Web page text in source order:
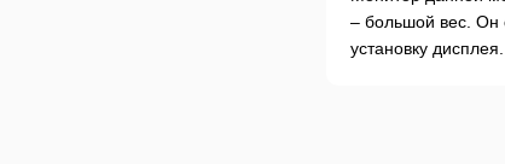
– большой вес. Он
установку дисплея.